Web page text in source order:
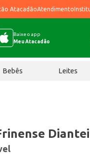
AtacadãoAtendimento
Baixe o app
Meu Atacadão
Bebês Leites